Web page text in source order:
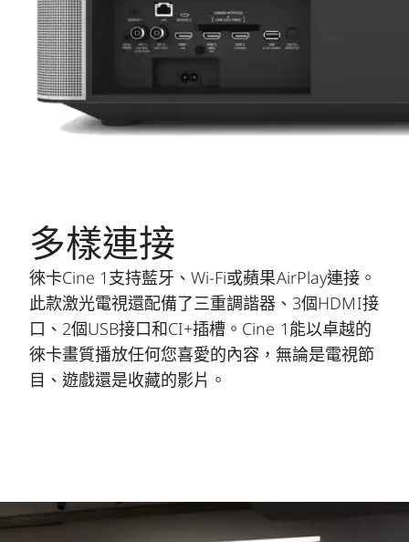
多樣連接
徠卡Cine 1支持藍牙、Wi-Fi或蘋果AirPlay連接。
此款激光電視還配備了三重調諧器、3個HDMI接
口、2個USB接口和CI+插槽。Cine 1能以卓越的
徠卡畫質播放任何您喜愛的內容，無論是電視節
目、遊戲還是收藏的影片。